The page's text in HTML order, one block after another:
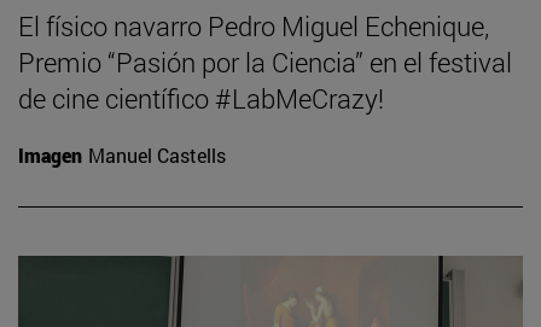
El físico navarro Pedro Miguel Echenique,
Premio “Pasión por la Ciencia” en el festival
de cine científico #LabMeCrazy!
Imagen Manuel Castells